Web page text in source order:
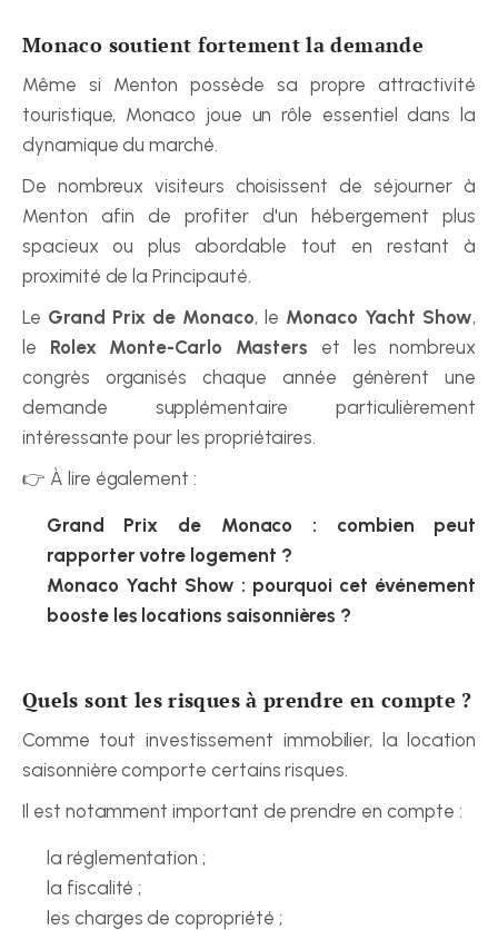
Monaco soutient fortement la demande
Même si Menton possède sa propre attractivité
touristique, Monaco joue un rôle essentiel dans la
dynamique du marché.
De nombreux visiteurs choisissent de séjourner à
Menton afin de profiter d'un hébergement plus
spacieux ou plus abordable tout en restant à
proximité de la Principauté.
Le Grand Prix de Monaco, le Monaco Yacht Show,
le Rolex Monte-Carlo Masters et les nombreux
congrès organisés chaque année génèrent une
demande supplémentaire particulièrement
intéressante pour les propriétaires.
👉 À lire également :
Grand Prix de Monaco : combien peut
rapporter votre logement ?
Monaco Yacht Show : pourquoi cet événement
booste les locations saisonnières ?
Quels sont les risques à prendre en compte ?
Comme tout investissement immobilier, la location
saisonnière comporte certains risques.
Il est notamment important de prendre en compte :
la réglementation ;
la fiscalité ;
les charges de copropriété ;